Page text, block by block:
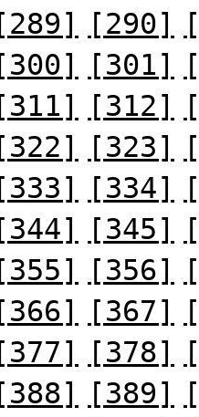
[289] [290]
[300] [301]
[311] [312]
[322] [323]
[333] [334]
[344] [345]
[355] [356]
[366] [367]
[377] [378]
[388] [389]